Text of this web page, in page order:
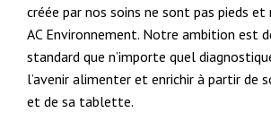
créée par nos soins ne sont pas pieds et
AC Environnement. Notre ambition est
standard que n’importe quel
l’avenir alimenter et enrichir à partir de
et de sa tablette.